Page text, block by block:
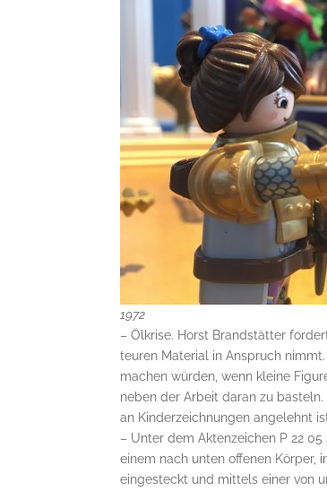
1972
– Ölkrise. Horst Brandstätter
teuren Material in Anspruch
machen würden, wenn kleine
neben der Arbeit daran zu
an Kinderzeichnungen angelehnt
– Unter dem Aktenzeichen P 22
einem nach unten offenen Körper,
eingesteckt und mittels einer von